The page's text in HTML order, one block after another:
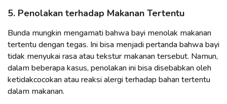
5. Penolakan terhadap Makanan Tertentu
Bunda mungkin mengamati bahwa bayi menolak makanan
tertentu dengan tegas. Ini bisa menjadi pertanda bahwa bayi
tidak menyukai rasa atau tekstur makanan tersebut. Namun,
dalam beberapa kasus, penolakan ini bisa disebabkan oleh
ketidakcocokan atau reaksi alergi terhadap bahan tertentu
dalam makanan.